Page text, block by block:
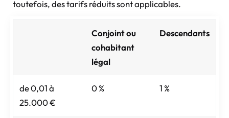
toutefois, des tarifs réduits sont applicables.
Conjoint ou
cohabitant
légal
Descendants
de 0,01 à
25.000 €
0 % 1 %